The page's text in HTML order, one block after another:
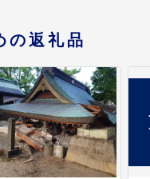
の返礼品